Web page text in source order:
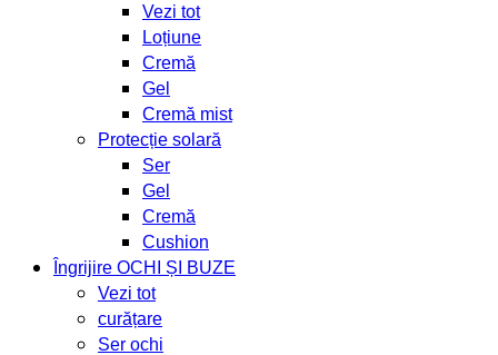
Vezi tot
Loțiune
Cremă
Gel
Cremă mist
Protecție solară
Ser
Gel
Cremă
Cushion
Îngrijire OCHI ȘI BUZE
Vezi tot
curățare
Ser ochi